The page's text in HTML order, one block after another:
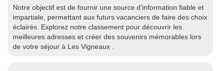
Notre objectif est de fournir une source d'information fiable et
impartiale, permettant aux futurs vacanciers de faire des choix
éclairés. Explorez notre classement pour découvrir les
meilleures adresses et créer des souvenirs mémorables lors
de votre séjour à Les Vigneaux .